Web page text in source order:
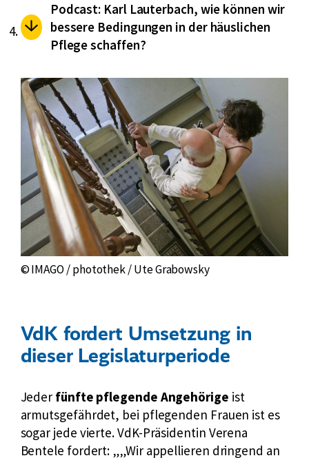
Podcast: Karl Lauterbach, wie können wir
bessere Bedingungen in der häuslichen
Pflege schaffen?
© IMAGO / photothek / Ute Grabowsky
VdK fordert Umsetzung in
dieser Legislaturperiode
Jeder fünfte pflegende Angehörige ist
armutsgefährdet, bei pflegenden Frauen ist es
sogar jede vierte. VdK-Präsidentin Verena
Bentele fordert:
„Wir appellieren dringend an